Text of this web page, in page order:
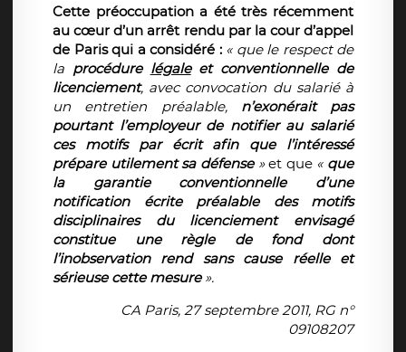
Cette préoccupation a été très récemment
au cœur d’un arrêt rendu par la cour d’appel
de Paris qui a considéré : « que le respect de
la procédure légaleet conventionnelle de
licenciement, avec convocation du salarié à
un entretien préalable,n’exonérait pas
pourtant l’employeur de notifier au salarié
ces motifs par écrit afin que l’intéressé
prépare utilement sa défense »et que « que
la garantie conventionnelle d’une
notification écrite préalable des motifs
disciplinaires du licenciement envisagé
constitue une règle de fond dont
l’inobservation rend sans cause réelle et
sérieuse cette mesure».
CA Paris, 27 septembre 2011, RG n°
09108207